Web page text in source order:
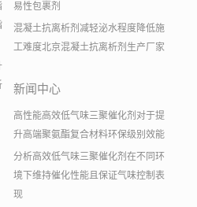
易性包裹剂
混凝土抗离析剂减轻泌水程度降低施
工难度北京混凝土抗离析剂生产厂家
新闻中心
高性能高效低气味三聚催化剂对于提
升高端聚氨酯复合材料环保级别效能
分析高效低气味三聚催化剂在不同环
境下维持催化性能且保证气味控制表
现